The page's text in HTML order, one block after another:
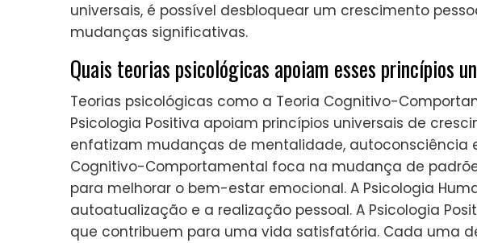
universais, é possível desbloquear um crescimento
mudanças significativas.
Quais teorias psicológicas apoiam esses princípios
Teorias psicológicas como a Teoria Cognitivo-
Psicologia Positiva apoiam princípios universais de
enfatizam mudanças de mentalidade, autoconsciência
Cognitivo-Comportamental foca na mudança de
para melhorar o bem-estar emocional. A Psicologia
autoatualização e a realização pessoal. A Psicologia
que contribuem para uma vida satisfatória. Cada uma